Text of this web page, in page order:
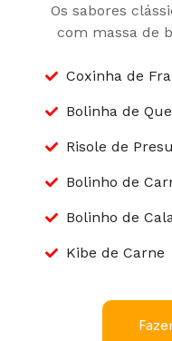
Os sabores
com massa de
Coxinha de
Bolinha de
Risole de
Bolinho de
Bolinho de
Kibe de Carne